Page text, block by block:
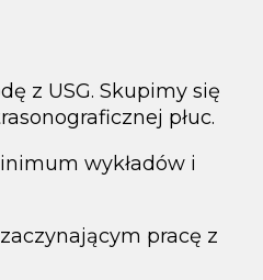
z USG. Skupimy się
płuc.
wykładów i
pracę z